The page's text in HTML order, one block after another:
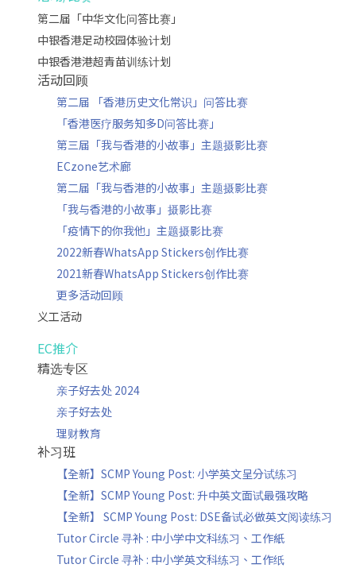
第二届「中华文化问答比赛」
中银香港足动校园体验计划
中银香港港超青苗训练计划
活动回顾
第二届 「香港历史文化常识」问答比赛
「香港医疗服务知多D问答比赛」
第三届「我与香港的小故事」主题摄影比赛
ECzone艺术廊
第二届「我与香港的小故事」主题摄影比赛
「我与香港的小故事」摄影比赛
「疫情下的你我他」主题摄影比赛
2022新春WhatsApp Stickers创作比赛
2021新春WhatsApp Stickers创作比赛
更多活动回顾
义工活动
EC推介
精选专区
亲子好去处 2024
亲子好去处
理财教育
补习班
【全新】SCMP Young Post: 小学英文呈分试练习
【全新】SCMP Young Post: 升中英文面试最强攻略
【全新】 SCMP Young Post: DSE备试必做英文阅读练习
Tutor Circle 寻补 : 中小学中文科练习、工作紙
Tutor Circle 寻补 : 中小学英文科练习、工作纸